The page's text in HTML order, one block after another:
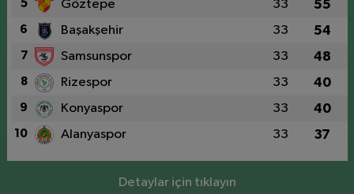
5 Göztepe 33 55
6 Başakşehir 33 54
7 Samsunspor 33 48
8 Rizespor 33 40
9 Konyaspor 33 40
10 Alanyaspor 33 37
Detaylar için tıklayın